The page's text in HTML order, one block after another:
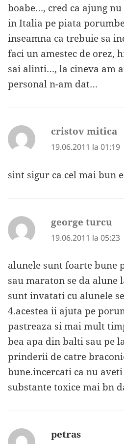
boabe…, cred ca ajung
in Italia pe piata
inseamna ca trebuie sa
faci un amestec de orez,
sai alinti…, la cineva am
personal n-am dat…
cristov mitica
19.06.2011 la 01:19
sint sigur ca cel mai bun
george turcu
19.06.2011 la 05:23
alunele sunt foarte bune
sau maraton se da alune
sunt invatati cu alunele
4.acestea ii ajuta pe
pastreaza si mai mult
bea apa din balti sau pe
prinderii de catre
bune.incercati ca nu
substante toxice mai bn
petras